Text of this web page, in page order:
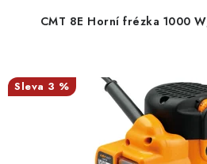
CMT 8E Horní frézka 1000
3 %